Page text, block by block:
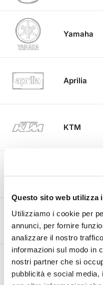
Questo sito web utilizza
Utilizziamo i cookie per
annunci, per fornire
analizzare il nostro
informazioni sul modo in
nostri partner che si
pubblicità e social media,
Yamaha
Aprilia
KTM
Kawasaki
Fantic